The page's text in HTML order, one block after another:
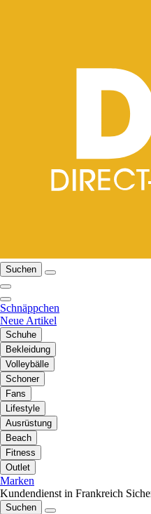
Suchen
Schnäppchen
Neue Artikel
Schuhe
Bekleidung
Volleybälle
Schoner
Fans
Lifestyle
Ausrüstung
Beach
Fitness
Outlet
Marken
Kundendienst in Frankreich
Suchen